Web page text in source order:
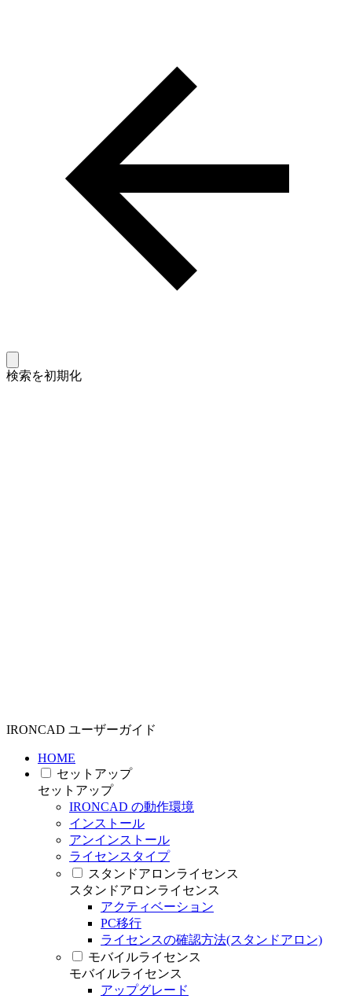
検索を初期化
IRONCAD ユーザーガイド
HOME
セットアップ
セットアップ
IRONCAD の動作環境
インストール
アンインストール
ライセンスタイプ
スタンドアロンライセンス
スタンドアロンライセンス
アクティベーション
PC移行
ライセンスの確認方法(スタンドアロン)
モバイルライセンス
モバイルライセンス
アップグレード